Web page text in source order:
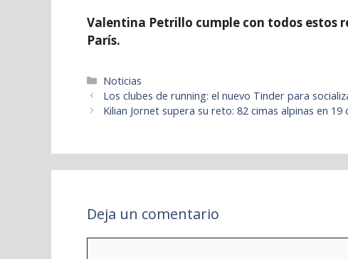
Valentina Petrillo cumple con todos estos
París.
Categorías
Noticias
Los clubes de running: el nuevo Tinder para
Kilian Jornet supera su reto: 82 cimas alpinas en 19
Deja un comentario